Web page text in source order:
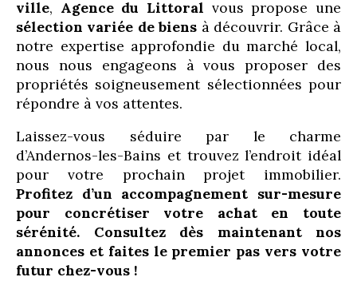
ville, Agence du Littoral vous propose une
sélection variée de biens à découvrir. Grâce à
notre expertise approfondie du marché local,
nous nous engageons à vous proposer des
propriétés soigneusement sélectionnées pour
répondre à vos attentes.
Laissez-vous séduire par le charme
d’Andernos-les-Bains et trouvez l’endroit idéal
pour votre prochain projet immobilier.
Profitez d’un accompagnement sur-mesure
pour concrétiser votre achat en toute
sérénité. Consultez dès maintenant nos
annonces et faites le premier pas vers votre
futur chez-vous !